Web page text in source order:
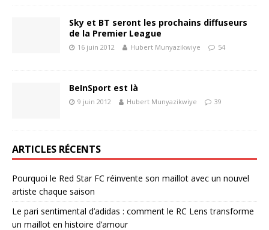
Sky et BT seront les prochains diffuseurs
de la Premier League
16 juin 2012 Hubert Munyazikwiye 54
BeInSport est là
9 juin 2012 Hubert Munyazikwiye 39
ARTICLES RÉCENTS
Pourquoi le Red Star FC réinvente son maillot avec un nouvel
artiste chaque saison
Le pari sentimental d’adidas : comment le RC Lens transforme
un maillot en histoire d’amour